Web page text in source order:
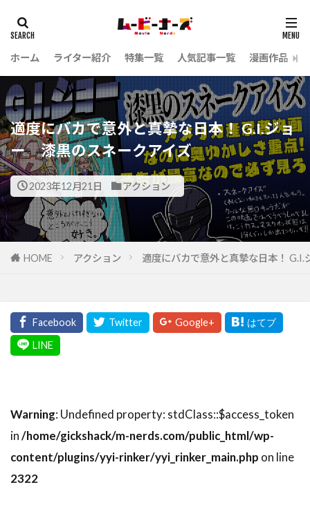
ホーム ライター紹介 特集一覧 人気記事一覧 漫画作品
適度にバカで意外と真摯な日本！ G.I.ジョ
ー 漆黒のスネークアイズ
2023年12月21日 アクション
HOME アクション 適度にバカで意外と真摯な日本！
Warning: Undefined property: stdClass::$access_token
in/home/gickshack/m-nerds.com/public_html/wp-
content/plugins/yyi-rinker/yyi_rinker_main.php on line
2322